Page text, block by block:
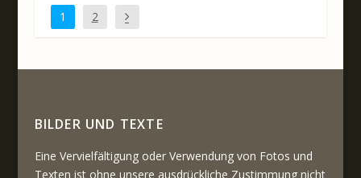
1 2
BILDER UND TEXTE
Eine Vervielfältigung oder Verwendung von Fotos und
Texten ist ohne unsere ausdrückliche Zustimmung nicht